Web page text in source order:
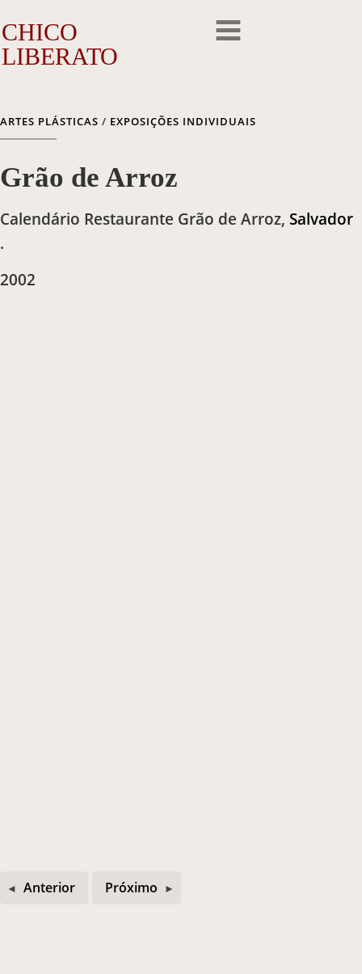
CHICO
LIBERATO
A Obra
Reconhecimento
ARTES PLÁSTICAS / EXPOSIÇÕES INDIVIDUAIS
Grão de Arroz
Calendário Restaurante Grão de Arroz, Salvador
.
2002
Anterior Próximo